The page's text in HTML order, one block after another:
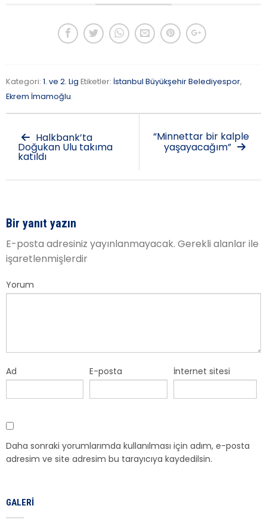
Kategori: 1. ve 2. Lig Etiketler: İstanbul Büyükşehir Belediyespor,
Ekrem İmamoğlu.
Halkbank’ta
Doğukan Ulu takıma
katıldı
“Minnettar bir kalple
yaşayacağım”
Bir yanıt yazın
E-posta adresiniz yayınlanmayacak. Gerekli alanlar ile
işaretlenmişlerdir
Yorum
Ad E-posta İnternet sitesi
Daha sonraki yorumlarımda kullanılması için adım, e-posta
adresim ve site adresim bu tarayıcıya kaydedilsin.
GALERI